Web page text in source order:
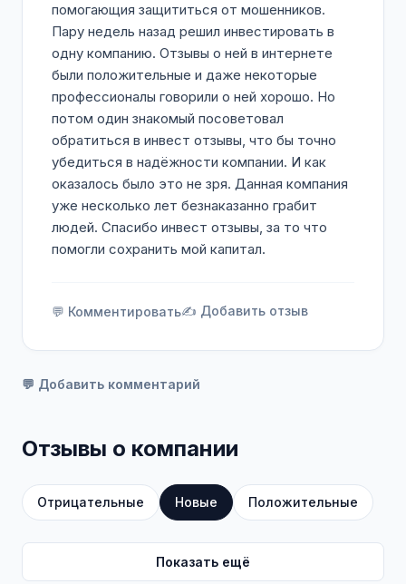
помогающия защититься от мошенников.
Пару недель назад решил инвестировать в
одну компанию. Отзывы о ней в интернете
были положительные и даже некоторые
профессионалы говорили о ней хорошо. Но
потом один знакомый посоветовал
обратиться в инвест отзывы, что бы точно
убедиться в надёжности компании. И как
оказалось было это не зря. Данная компания
уже несколько лет безнаказанно грабит
людей. Спасибо инвест отзывы, за то что
помогли сохранить мой капитал.
💬 Комментировать✍️ Добавить отзыв
💬 Добавить комментарий
Отзывы о компании
Отрицательные Новые Положительные
Показать ещё